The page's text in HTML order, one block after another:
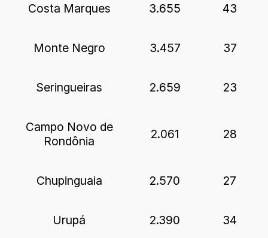
Costa Marques 3.655 43
Monte Negro 3.457 37
Seringueiras 2.659 23
Campo Novo de
Rondônia
2.061 28
Chupinguaia 2.570 27
Urupá 2.390 34